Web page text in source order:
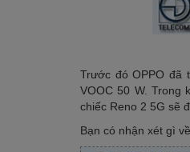
Trước đó OPPO đã
VOOC 50 W. Trong
chiếc Reno 2 5G sẽ
Bạn có nhận xét gì